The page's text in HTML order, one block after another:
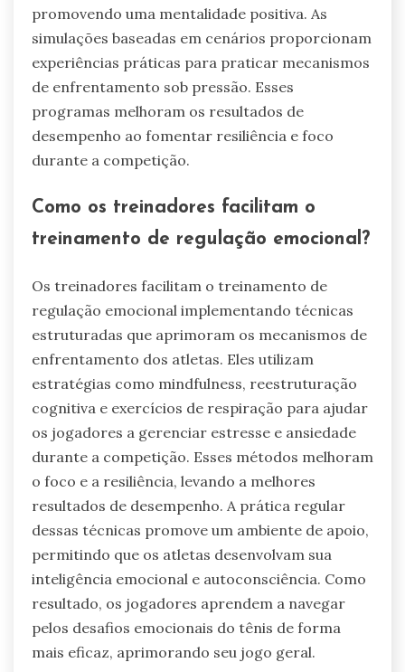
promovendo uma mentalidade positiva. As
simulações baseadas em cenários proporcionam
experiências práticas para praticar mecanismos
de enfrentamento sob pressão. Esses
programas melhoram os resultados de
desempenho ao fomentar resiliência e foco
durante a competição.
Como os treinadores facilitam o
treinamento de regulação emocional?
Os treinadores facilitam o treinamento de
regulação emocional implementando técnicas
estruturadas que aprimoram os mecanismos de
enfrentamento dos atletas. Eles utilizam
estratégias como mindfulness, reestruturação
cognitiva e exercícios de respiração para ajudar
os jogadores a gerenciar estresse e ansiedade
durante a competição. Esses métodos melhoram
o foco e a resiliência, levando a melhores
resultados de desempenho. A prática regular
dessas técnicas promove um ambiente de apoio,
permitindo que os atletas desenvolvam sua
inteligência emocional e autoconsciência. Como
resultado, os jogadores aprendem a navegar
pelos desafios emocionais do tênis de forma
mais eficaz, aprimorando seu jogo geral.